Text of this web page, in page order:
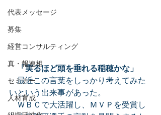
代表メッセージ
募集
経営コンサルティング
真・報連相
セミナー
人材育成
「実るほど頭を垂れる稲穂かな」
最近この言葉をしっかり考えてみた
いという出来事があった。
ＷＢＣで大活躍し、ＭＶＰを受賞し